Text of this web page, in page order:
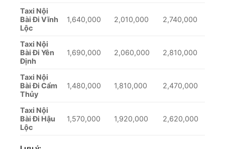
Taxi Nội
Bài Đi Vĩnh
Lộc
1,640,000 2,010,000 2,740,000
Taxi Nội
Bài Đi Yên
Định
1,690,000 2,060,000 2,810,000
Taxi Nội
Bài Đi Cẩm
Thủy
1,480,000 1,810,000 2,470,000
Taxi Nội
Bài Đi Hậu
Lộc
1,570,000 1,920,000 2,620,000